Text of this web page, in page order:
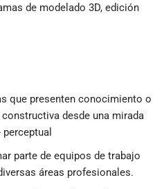
de modelado 3D, edición
que presenten conocimiento o
desde una mirada
parte de equipos de trabajo
áreas profesionales.